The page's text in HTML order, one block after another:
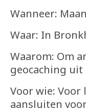
Wanneer:
Waar: In
Waarom: Om
geocaching uit
Voor wie: Voor
aansluiten